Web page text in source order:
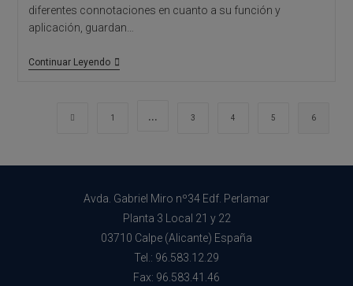
diferentes connotaciones en cuanto a su función y
aplicación, guardan…
Continuar LeyendoArquitectura
Arquitectos
Ir a la página anterior
1 … 3 4 5 6
Avda. Gabriel Miro nº34 Edf. Perlamar
Planta 3 Local 21 y 22
03710 Calpe (Alicante) España
Tel.: 96.583.12.29
Fax: 96.583.41.46